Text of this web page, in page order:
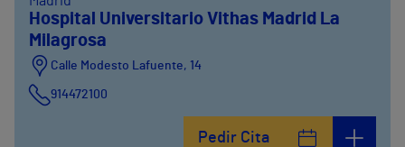
Hospital Universitario Vithas Madrid La
Milagrosa
Calle Modesto Lafuente, 14
914472100
Pedir Cita